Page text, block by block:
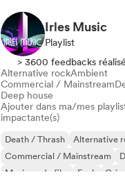
Irles Music
Playlist
> 3600 feedbacks
Alternative rockAmbient
Commercial / Mainstream
Deep house
Ajouter dans ma/mes
impactante(s)
Death / Thrash Alternative
Commercial / Mainstream
Musique de film
Funk Grime